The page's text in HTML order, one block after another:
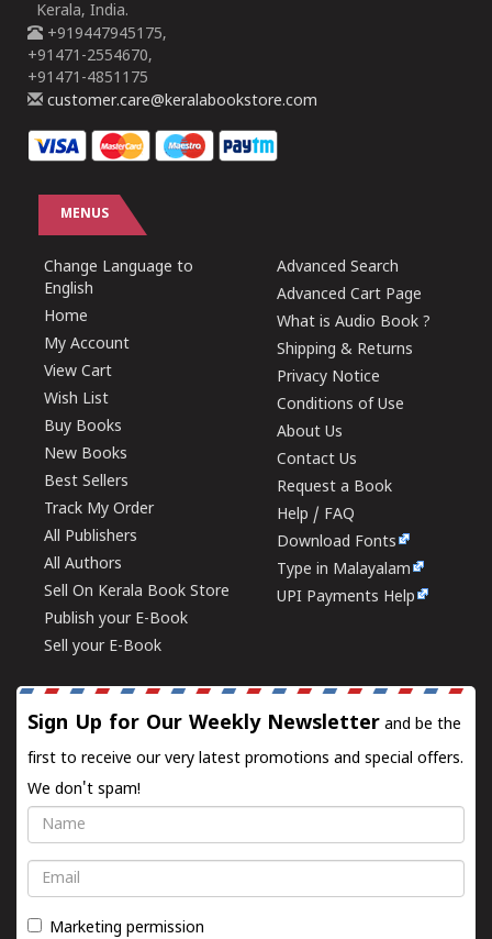
Kerala, India.
+919447945175,
+91471-2554670,
+91471-4851175
customer.care@keralabookstore.com
MENUS
Change Language to
English
Home
My Account
View Cart
Wish List
Buy Books
New Books
Best Sellers
Track My Order
All Publishers
All Authors
Sell On Kerala Book Store
Publish your E-Book
Sell your E-Book
Advanced Search
Advanced Cart Page
What is Audio Book ?
Shipping & Returns
Privacy Notice
Conditions of Use
About Us
Contact Us
Request a Book
Help / FAQ
Download Fonts
Type in Malayalam
UPI Payments Help
Sign Up for Our Weekly Newsletter and be the
first to receive our very latest promotions and special offers.
We don't spam!
Name
Email
Marketing permission